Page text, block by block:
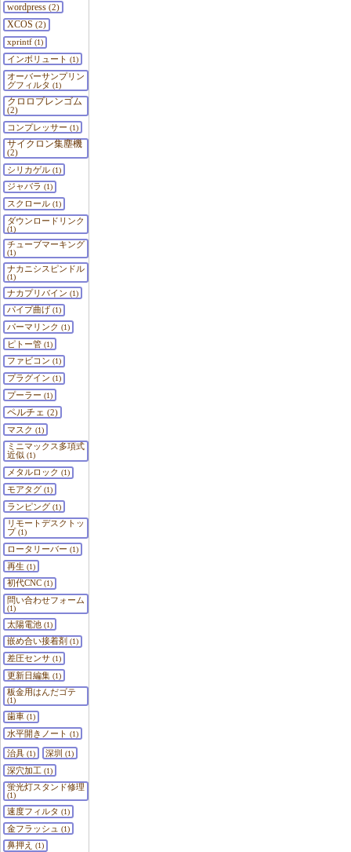
wordpress (2)
XCOS (2)
xprintf(1)
インボリュート (1)
オーバーサンプリン
グフィルタ (1)
クロロプレンゴム
(2)
コンプレッサー (1)
サイクロン集塵機
(2)
シリカゲル(1)
ジャバラ (1)
スクロール(1)
ダウンロードリンク
(1)
チューブマーキング
(1)
ナカニシスピンドル
(1)
ナカプリバイン (1)
パイプ曲げ(1)
パーマリンク (1)
ピトー管(1)
ファビコン (1)
プラグイン (1)
プーラー (1)
ペルチェ (2)
マスク (1)
ミニマックス多項式
近似(1)
メタルロック (1)
モアタグ(1)
ランピング(1)
リモートデスクトッ
プ(1)
ロータリーバー (1)
再生 (1)
初代CNC(1)
問い合わせフォーム
(1)
太陽電池(1)
嵌め合い接着剤 (1)
差圧センサ(1)
更新日編集(1)
板金用はんだゴテ
(1)
歯車(1)
水平開きノート (1)
治具(1) 深圳 (1)
深穴加工 (1)
蛍光灯スタンド修理
(1)
速度フィルタ (1)
金フラッシュ (1)
鼻押え (1)